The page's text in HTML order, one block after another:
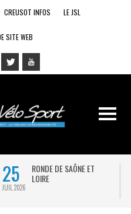
CREUSOT INFOS LE JSL
SITE WEB
25
JUIL 2026
RONDE DE SAÔNE ET
LOIRE